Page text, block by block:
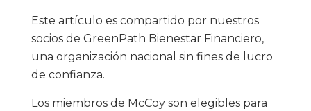
Este artículo es compartido por nuestros
socios de GreenPath Bienestar Financiero,
una organización nacional sin fines de lucro
de confianza.
Los miembros de McCoy son elegibles para